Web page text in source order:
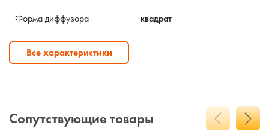
Форма диффузора квадрат
Все характеристики
Сопутствующие товары